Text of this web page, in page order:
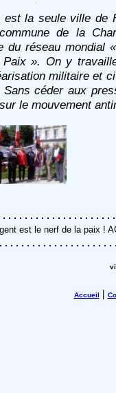
est la seule ville de
de la
du réseau mondial
». On y
militaire et
Sans céder aux
le mouvement
est le nerf de la paix !
Accueil |